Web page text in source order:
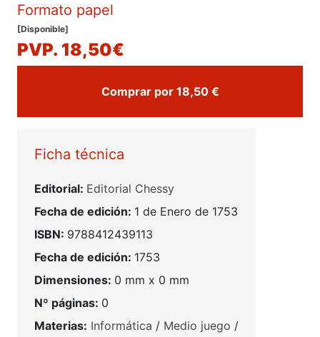
Formato papel
[Disponible]
PVP. 18,50€
Comprar por 18,50 €
Ficha técnica
Editorial: Editorial Chessy
Fecha de edición: 1 de Enero de 1753
ISBN: 9788412439113
Fecha de edición: 1753
Dimensiones: 0 mm x 0 mm
Nº páginas: 0
Materias: Informática / Medio juego /